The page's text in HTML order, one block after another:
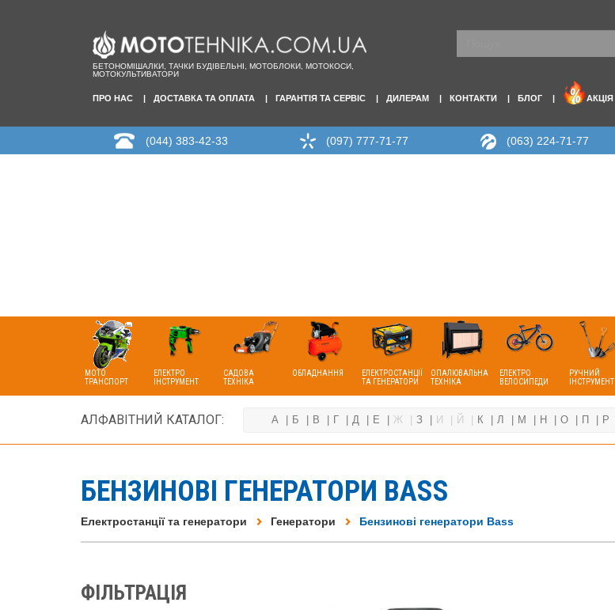
БЕТОНОМІШАЛКИ, ТАЧКИ БУДІВЕЛЬНІ, МОТОБЛОКИ, МОТОКОСИ,
МОТОКУЛЬТИВАТОРИ
ПРО НАС ДОСТАВКА ТА ОПЛАТА ГАРАНТІЯ ТА СЕРВІС ДИЛЕРАМ КОНТАКТИ БЛОГ АКЦІЯ
(044) 383-42-33 (097) 777-71-77 (063) 224-71-77
МОТО
ТРАНСПОРТ
ЕЛЕКТРО
ІНСТРУМЕНТ
САДОВА
ТЕХНІКА
ОБЛАДНАННЯ
ЕЛЕКТРОСТАНЦІЇ
ТА ГЕНЕРАТОРИ
ОПАЛЮВАЛЬНА
ТЕХНІКА
ЕЛЕКТРО
ВЕЛОСИПЕДИ
РУЧНИЙ
ІНСТРУМЕНТ
АЛФАВІТНИЙ КАТАЛОГ: А Б В Г Д Е Ж З И Й К Л М Н О П Р
БЕНЗИНОВІ ГЕНЕРАТОРИ BASS
Електростанції та генератори Генератори Бензинові генератори Bass
ФІЛЬТРАЦІЯ